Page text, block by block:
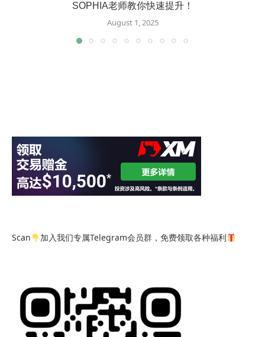
SOPHIA老师教你快速提升！
August 1, 2025
Scan 加入我们专属Telegram会员群，免费领取各种福利